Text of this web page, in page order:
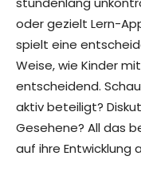
oder gezielt Lern-
spielt eine
Weise, wie Kinder
entscheidend.
aktiv beteiligt?
Gesehene? All das
auf ihre Entwicklung